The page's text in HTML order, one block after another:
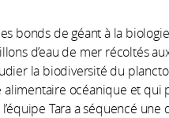
bonds de géant à la
d’eau de mer récoltés
la biodiversité du
alimentaire océanique et
Tara a séquencé une